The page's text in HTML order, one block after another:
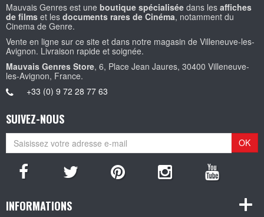
Mauvais Genres est une boutique spécialisée dans les affiches
de films et les documents rares de Cinéma, notamment du
Cinema de Genre.
Vente en ligne sur ce site et dans notre magasin de Villeneuve-les-
Avignon. Livraison rapide et soignée.
Mauvais Genres Store, 6, Place Jean Jaures, 30400 Villeneuve-
les-Avignon, France.
+33 (0) 9 72 28 77 63
SUIVEZ-NOUS
OK
INFORMATIONS